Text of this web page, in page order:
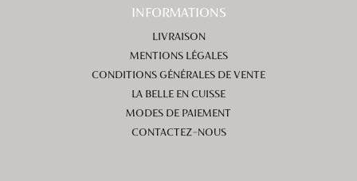
INFORMATIONS
LIVRAISON
MENTIONS LÉGALES
CONDITIONS GÉNÉRALES DE VENTE
LA BELLE EN CUISSE
MODES DE PAIEMENT
CONTACTEZ-NOUS